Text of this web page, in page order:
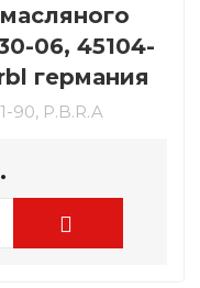
06, 45104-
германия
90, P.B.R.A